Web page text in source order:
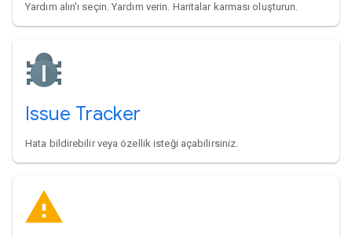
Yardım alın'ı seçin. Yardım verin. Haritalar karması oluşturun.
Issue Tracker
Hata bildirebilir veya özellik isteği açabilirsiniz.